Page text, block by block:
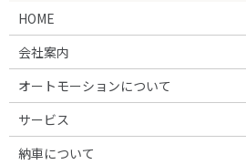
HOME
会社案内
オートモーションについて
サービス
納車について